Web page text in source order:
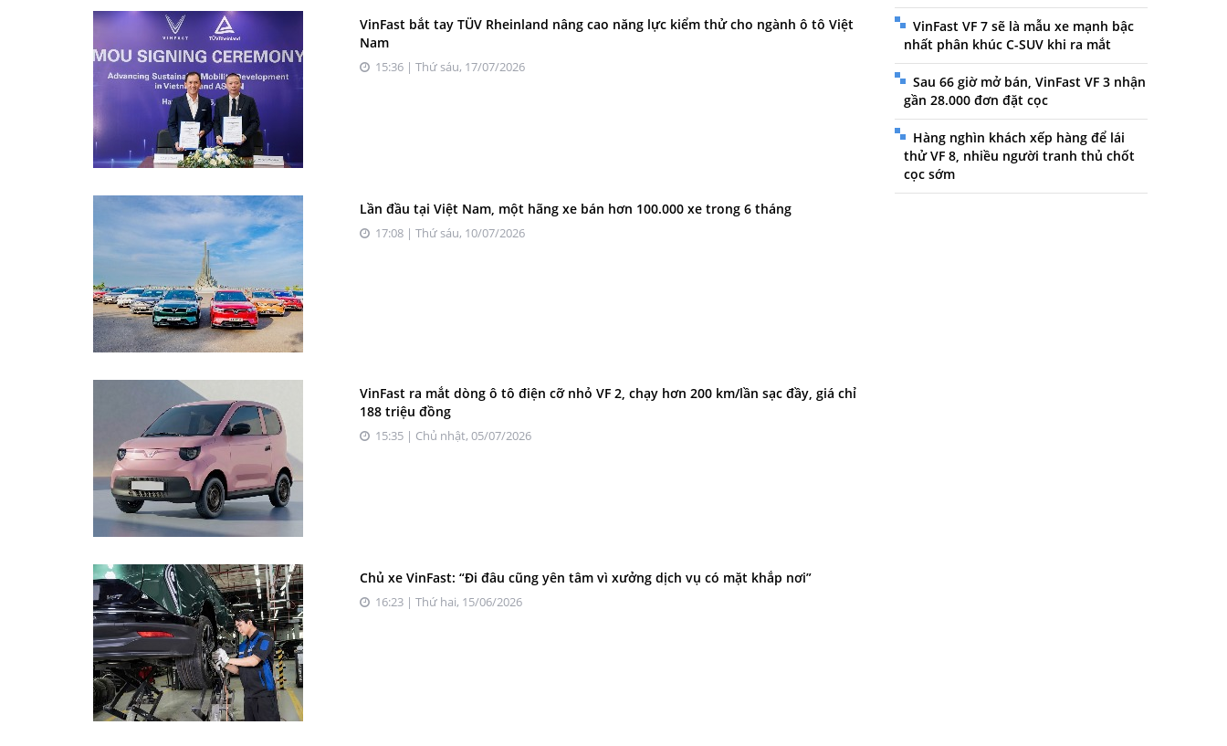
VinFast bắt tay TÜV Rheinland nâng cao năng lực kiểm thử cho ngành ô tô Việt
Nam
15:36 | Thứ sáu, 17/07/2026
Lần đầu tại Việt Nam, một hãng xe bán hơn 100.000 xe trong 6 tháng
17:08 | Thứ sáu, 10/07/2026
VinFast ra mắt dòng ô tô điện cỡ nhỏ VF 2, chạy hơn 200 km/lần sạc đầy, giá chỉ
188 triệu đồng
15:35 | Chủ nhật, 05/07/2026
Chủ xe VinFast: “Đi đâu cũng yên tâm vì xưởng dịch vụ có mặt khắp nơi”
16:23 | Thứ hai, 15/06/2026
VinFast VF 7 sẽ là mẫu xe mạnh bậc
nhất phân khúc C-SUV khi ra mắt
Sau 66 giờ mở bán, VinFast VF 3 nhận
gần 28.000 đơn đặt cọc
Hàng nghìn khách xếp hàng để lái
thử VF 8, nhiều người tranh thủ chốt
cọc sớm